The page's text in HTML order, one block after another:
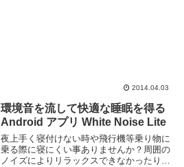
2014.04.03
環境音を流して快適な睡眠を得る
Android アプリ White Noise Lite
夜上手く寝付けない時や飛行機等乗り物に
乗る際に寝にくい事ありませんか？周囲の
ノイズによりリラックスできなかったり、